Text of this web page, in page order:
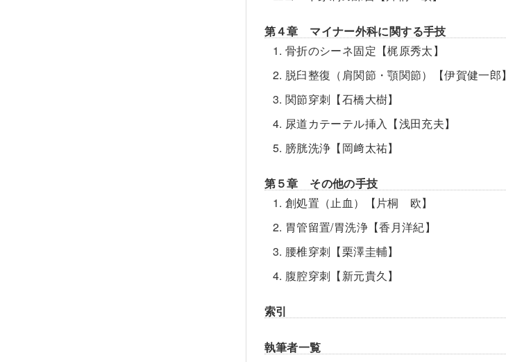
第４章 マイナー外科に関する手技
1. 骨折のシーネ固定【梶原秀太】
2. 脱臼整復（肩関節・顎関節）【伊賀健一郎】
3. 関節穿刺【石橋大樹】
4. 尿道カテーテル挿入【浅田充夫】
5. 膀胱洗浄【岡﨑太祐】
第５章 その他の手技
1. 創処置（止血）【片桐 欧】
2. 胃管留置/胃洗浄【香月洋紀】
3. 腰椎穿刺【栗澤圭輔】
4. 腹腔穿刺【新元貴久】
索引
執筆者一覧